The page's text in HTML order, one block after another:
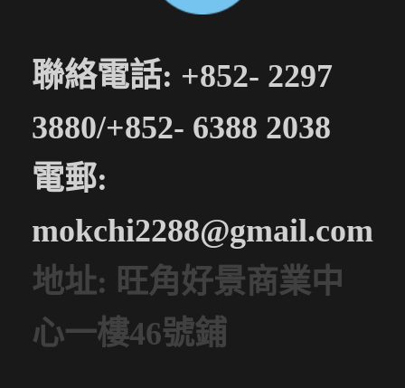
聯絡電話: +852- 2297
3880/+852- 6388 2038
電郵:
mokchi2288@gmail.com
地址: 旺角好景商業中
心一樓46號鋪